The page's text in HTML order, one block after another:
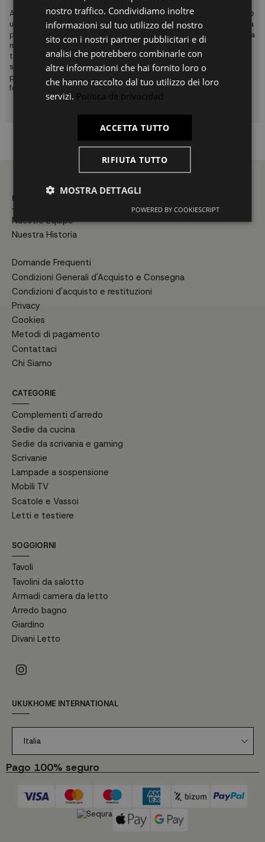
Acquistarearmadi in legno per bambini con consegna rapida
è
un'operazione che si può fare facilmente da qualsiasi luogo senza
preoccuparsi degli orari. Ordinate subito i vostri mobili e vivete la
migliore esperienza di acquisto su UKUKHOME.com. Il nostro
team di professionisti si occuperà di assemblare il vostro mobile
se selezionate l'opzione durante il processo di acquisto, oppure
potrete montarlo facilmente in qualsiasi momento grazie alla
ferramenta e alle istruzioni di montaggio incluse.
UKUK HOME
Nuestro Equipo
Nuestra Historia
Domande Frequenti
Condizioni Generali d'Acquisto e Consegna
Condizioni d'acquisto e restituzioni
Privacy
Cookies
Metodi di pagamento
Contattaci
Chi Siamo
CATEGORIE
Complementi d'arredo
Sedie da cucina
Sedie da scrivania e gaming
Scrivanie
Lampade a sospensione
Mobili TV
Scatole e Vassoi
Letti e testiere
SOGGIORNI
Tavoli
Tavolini da salotto
Armadi camera da letto
Arredo bagno
Giardino
Divani Letto
UKUKHOME INTERNATIONAL
Italia
Pago 100% seguro
FR
IT
nostro traffico. Condividiamo inoltre
informazioni sul tuo utilizzo del nostro
sito con i nostri partner pubblicitari e di
analisi che potrebbero combinarle con
altre informazioni che hai fornito loro o
che hanno raccolto dal tuo utilizzo dei loro
servizi. Política de privacidad
ACCETTA TUTTO
RIFIUTA TUTTO
MOSTRA DETTAGLI
POWERED BY COOKIESCRIPT